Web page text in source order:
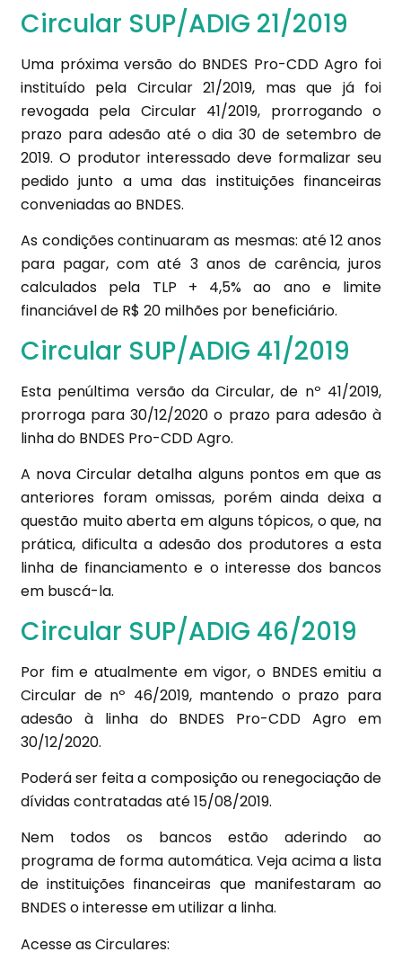
Circular SUP/ADIG 21/2019
Uma próxima versão do BNDES Pro-CDD Agro foi
instituído pela Circular 21/2019, mas que já foi
revogada pela Circular 41/2019, prorrogando o
prazo para adesão até o dia 30 de setembro de
2019. O produtor interessado deve formalizar seu
pedido junto a uma das instituições financeiras
conveniadas ao BNDES.
As condições continuaram as mesmas: até 12 anos
para pagar, com até 3 anos de carência, juros
calculados pela TLP + 4,5% ao ano e limite
financiável de R$ 20 milhões por beneficiário.
Circular SUP/ADIG 41/2019
Esta penúltima versão da Circular, de nº 41/2019,
prorroga para 30/12/2020 o prazo para adesão à
linha do BNDES Pro-CDD Agro.
A nova Circular detalha alguns pontos em que as
anteriores foram omissas, porém ainda deixa a
questão muito aberta em alguns tópicos, o que, na
prática, dificulta a adesão dos produtores a esta
linha de financiamento e o interesse dos bancos
em buscá-la.
Circular SUP/ADIG 46/2019
Por fim e atualmente em vigor, o BNDES emitiu a
Circular de nº 46/2019, mantendo o prazo para
adesão à linha do BNDES Pro-CDD Agro em
30/12/2020.
Poderá ser feita a composição ou renegociação de
dívidas contratadas até 15/08/2019.
Nem todos os bancos estão aderindo ao
programa de forma automática. Veja acima a lista
de instituições financeiras que manifestaram ao
BNDES o interesse em utilizar a linha.
Acesse as Circulares: